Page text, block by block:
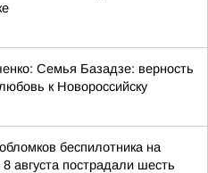
Семья Базадзе: верность
к Новороссийску
беспилотника на
августа пострадали шесть